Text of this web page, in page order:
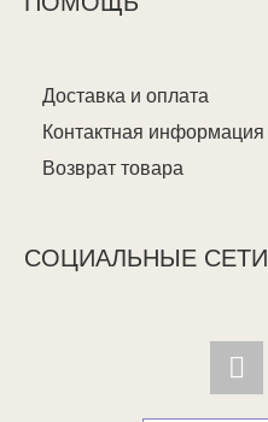
Доставка и оплата
Контактная информация
Возврат товара
СОЦИАЛЬНЫЕ СЕТИ